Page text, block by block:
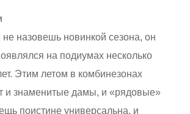
не назовешь новинкой сезона, он
на подиумах несколько
Этим летом в комбинезонах
и знаменитые дамы, и «рядовые»
поистине универсальна, и